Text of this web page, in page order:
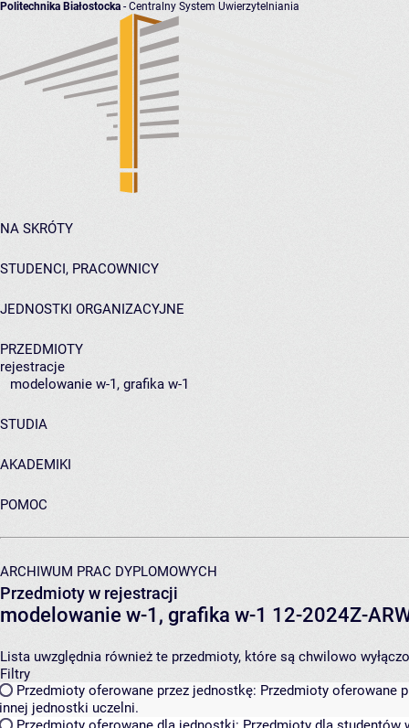
Politechnika Białostocka - Centralny System Uwierzytelniania
NA SKRÓTY
STUDENCI, PRACOWNICY
JEDNOSTKI ORGANIZACYJNE
PRZEDMIOTY
rejestracje
modelowanie w-1, grafika w-1
STUDIA
AKADEMIKI
POMOC
ARCHIWUM PRAC DYPLOMOWYCH
Przedmioty w rejestracji
modelowanie w-1, grafika w-1 12-2024Z-
Lista uwzględnia również te przedmioty, które są chwilowo
Filtry
Przedmioty oferowane przez jednostkę: Przedmioty oferowane
innej jednostki uczelni.